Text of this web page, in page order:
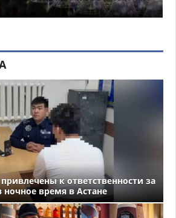
к ответственности за
ночное время в Астане